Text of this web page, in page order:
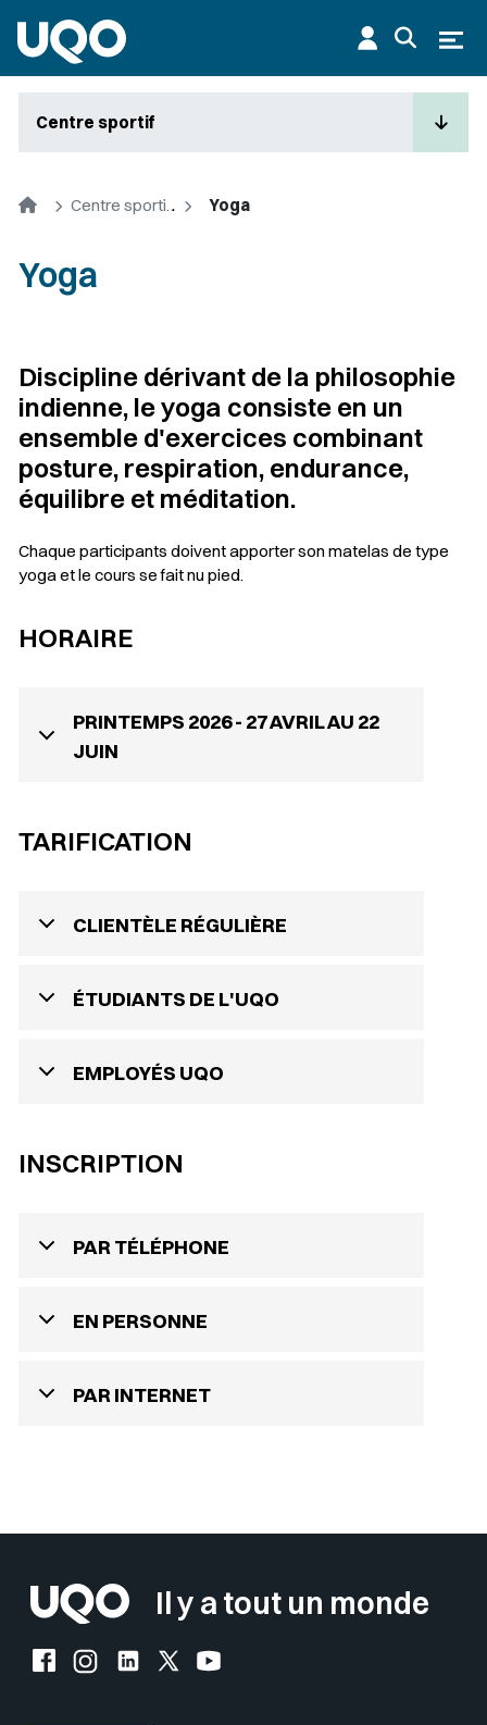
Centre sportif
Accueil Centre sportif de l'UQO Yoga
Yoga
Discipline dérivant de la philosophie
indienne, le yoga consiste en un
ensemble d'exercices combinant
posture, respiration, endurance,
équilibre et méditation.
Chaque participants doivent apporter son matelas de type
yoga et le cours se fait nu pied.
HORAIRE
PRINTEMPS 2026 - 27 AVRIL AU 22
JUIN
TARIFICATION
CLIENTÈLE RÉGULIÈRE
ÉTUDIANTS DE L'UQO
EMPLOYÉS UQO
INSCRIPTION
PAR TÉLÉPHONE
EN PERSONNE
PAR INTERNET
Il y a tout un monde
Facebook de l'UQO
Instagram de l'UQO
LinkedIn de l'UQO
X (Twitter) de l'UQO
YouTube de l'UQO